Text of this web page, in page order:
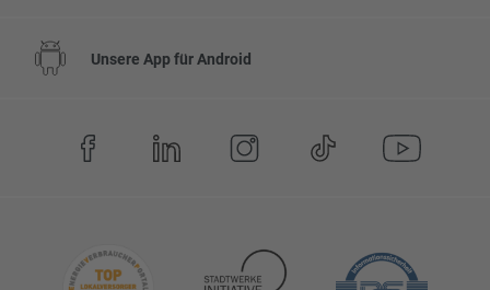
Unsere App für Android